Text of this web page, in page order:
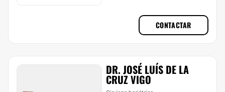
CONTACTAR
DR. JOSÉ LUÍS DE LA
CRUZ VIGO